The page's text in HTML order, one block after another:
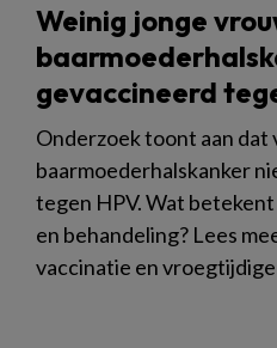
Weinig jonge
gevaccineerd
Onderzoek toont aan
baarmoederhalskanker
tegen HPV. Wat
en behandeling? Lees
vaccinatie en